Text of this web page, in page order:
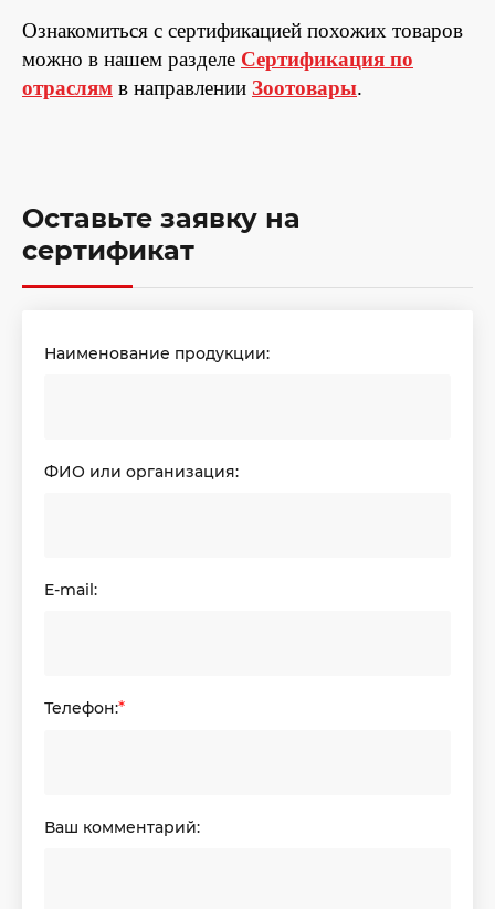
Ознакомиться с сертификацией похожих товаров
можно в нашем разделе Сертификация по
отраслям в направлении Зоотовары.
Оставьте заявку на
сертификат
Наименование продукции:
ФИО или организация:
E-mail:
Телефон:*
Ваш комментарий: